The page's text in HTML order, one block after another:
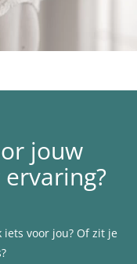
jouw
voor jou? Of zit je